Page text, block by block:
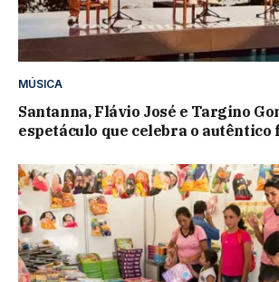
MÚSICA
Santanna, Flávio José e Targino
espetáculo que celebra o autêntico